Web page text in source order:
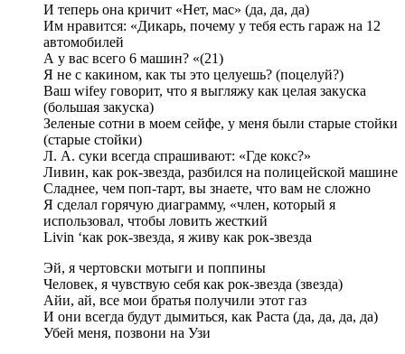
И теперь она кричит «Нет, мас» (да, да, да)
Им нравится: «Дикарь, почему у тебя есть гараж на 12
автомобилей
А у вас всего 6 машин? «(21)
Я не с какином, как ты это целуешь? (поцелуй?)
Ваш wifey говорит, что я выгляжу как целая закуска
(большая закуска)
Зеленые сотни в моем сейфе, у меня были старые стойки
(старые стойки)
Л. А. суки всегда спрашивают: «Где кокс?»
Ливин, как рок-звезда, разбился на полицейской машине
Сладнее, чем поп-тарт, вы знаете, что вам не сложно
Я сделал горячую диаграмму, «член, который я
использовал, чтобы ловить жесткий
Livin ‘как рок-звезда, я живу как рок-звезда
Эй, я чертовски мотыги и поппины
Человек, я чувствую себя как рок-звезда (звезда)
Айи, ай, все мои братья получили этот газ
И они всегда будут дымиться, как Раста (да, да, да, да)
Убей меня, позвони на Узи